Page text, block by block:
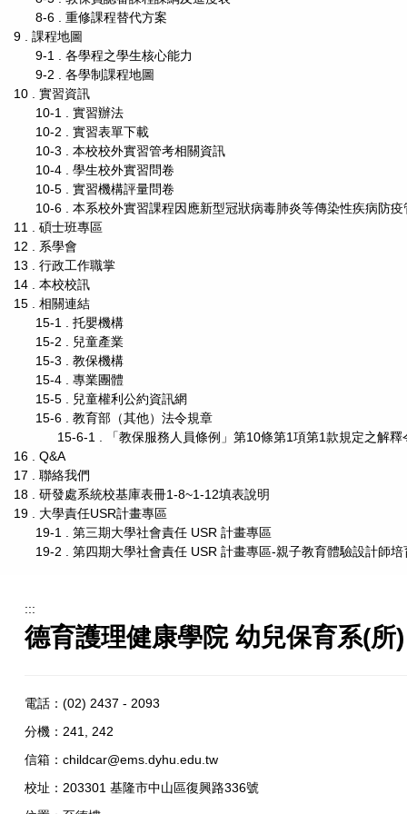
8-6 . 重修課程替代方案
9 . 課程地圖
9-1 . 各學程之學生核心能力
9-2 . 各學制課程地圖
10 . 實習資訊
10-1 . 實習辦法
10-2 . 實習表單下載
10-3 . 本校校外實習管考相關資訊
10-4 . 學生校外實習問卷
10-5 . 實習機構評量問卷
10-6 . 本系校外實習課程因應新型冠狀病毒肺炎等傳染性疾病防疫
11 . 碩士班專區
12 . 系學會
13 . 行政工作職掌
14 . 本校校訊
15 . 相關連結
15-1 . 托嬰機構
15-2 . 兒童產業
15-3 . 教保機構
15-4 . 專業團體
15-5 . 兒童權利公約資訊網
15-6 . 教育部（其他）法令規章
15-6-1 . 「教保服務人員條例」第10條第1項第1款規定之解釋
16 . Q&A
17 . 聯絡我們
18 . 研發處系統校基庫表冊1-8~1-12填表說明
19 . 大學責任USR計畫專區
19-1 . 第三期大學社會責任 USR 計畫專區
19-2 . 第四期大學社會責任 USR 計畫專區-親子教育體驗設計師
:::
德育護理健康學院 幼兒保育系(所)
電話： (02) 2437 - 2093
分機：241, 242
信箱： childcar@ems.dyhu.edu.tw
校址： 203301 基隆市中山區復興路336號